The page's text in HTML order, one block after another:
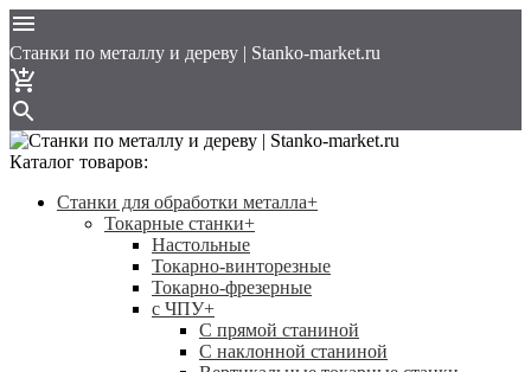
Cтанки по металлу и дереву | Stanko-market.ru
Каталог товаров:
Станки для обработки металла+
Токарные станки+
Настольные
Токарно-винторезные
Токарно-фрезерные
с ЧПУ+
С прямой станиной
C наклонной станиной